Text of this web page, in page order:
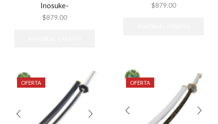
Inosuke-
$879.00
$879.00
OFERTA OFERTA